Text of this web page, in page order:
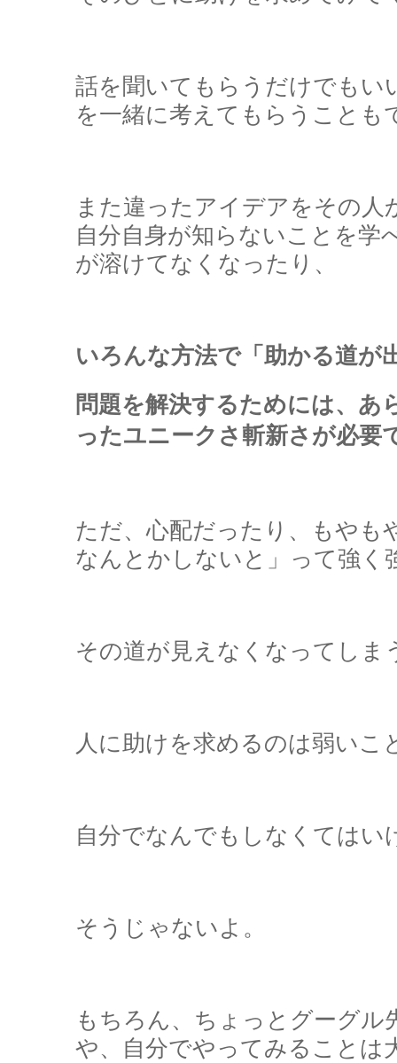
話を聞いてもらうだけでもい
を一緒に考えてもらうことも
また違ったアイデアをその人
自分自身が知らないことを学
が溶けてなくなったり、
いろんな方法で「助かる道が
問題を解決するためには、あ
ったユニークさ斬新さが必要
ただ、心配だったり、もやも
なんとかしないと」って強く
その道が見えなくなってしま
人に助けを求めるのは弱いこ
自分でなんでもしなくてはい
そうじゃないよ。
もちろん、ちょっとグーグル
や、自分でやってみることは